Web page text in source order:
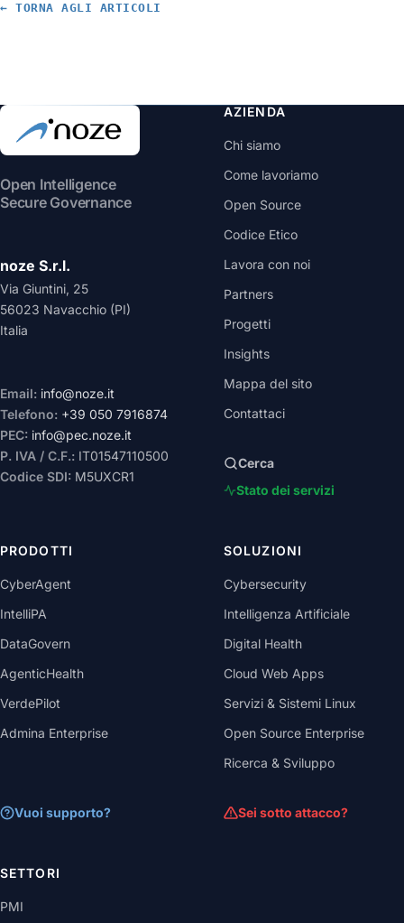
← TORNA AGLI ARTICOLI
Open Intelligence
Secure Governance
noze S.r.l.
Via Giuntini, 25
56023 Navacchio (PI)
Italia
Email: info@noze.it
Telefono: +39 050 7916874
PEC: info@pec.noze.it
P. IVA / C.F.: IT01547110500
Codice SDI: M5UXCR1
AZIENDA
Chi siamo
Come lavoriamo
Open Source
Codice Etico
Lavora con noi
Partners
Progetti
Insights
Mappa del sito
Contattaci
Cerca
Stato dei servizi
PRODOTTI
CyberAgent
IntelliPA
DataGovern
AgenticHealth
VerdePilot
Admina Enterprise
Vuoi supporto?
SOLUZIONI
Cybersecurity
Intelligenza Artificiale
Digital Health
Cloud Web Apps
Servizi & Sistemi Linux
Open Source Enterprise
Ricerca & Sviluppo
Sei sotto attacco?
SETTORI
PMI